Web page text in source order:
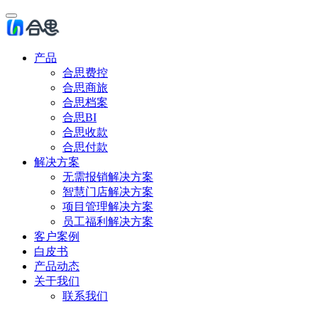
产品
合思费控
合思商旅
合思档案
合思BI
合思收款
合思付款
解决方案
无需报销解决方案
智慧门店解决方案
项目管理解决方案
员工福利解决方案
客户案例
白皮书
产品动态
关于我们
联系我们